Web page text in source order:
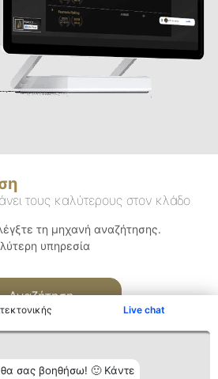
Live chat
θα σας βοηθήσω! 🙂 Κάντε
τους καλύτερους στον κλάδο
τη μηχανή αναζήτησης.
υπηρεσία
Αναζήτηση